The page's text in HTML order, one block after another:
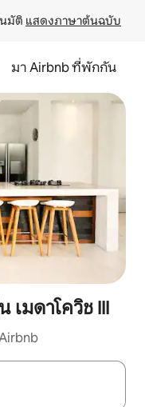
มัติ แสดงภาษาต้นฉบับ
มา Airbnb ที่พักกัน
มดาโควิช III
พื่อสำรวจผลการค้นหา